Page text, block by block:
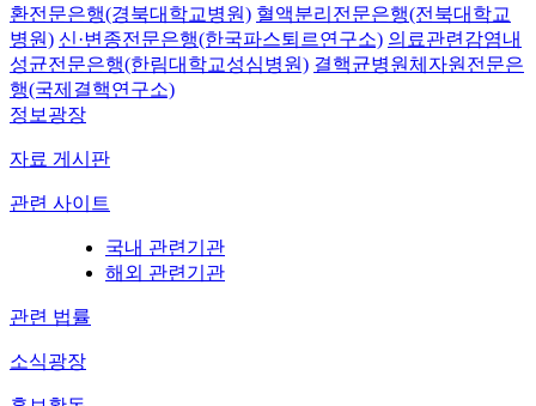
환전문은행(경북대학교병원) 혈액분리전문은행(전북대학교
병원) 신·변종전문은행(한국파스퇴르연구소) 의료관련감염내
성균전문은행(한림대학교성심병원) 결핵균병원체자원전문은
행(국제결핵연구소)
정보광장
자료 게시판
관련 사이트
국내 관련기관
해외 관련기관
관련 법률
소식광장